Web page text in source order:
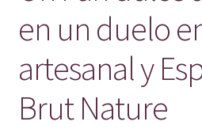
en un duelo
artesanal y
Brut Nature